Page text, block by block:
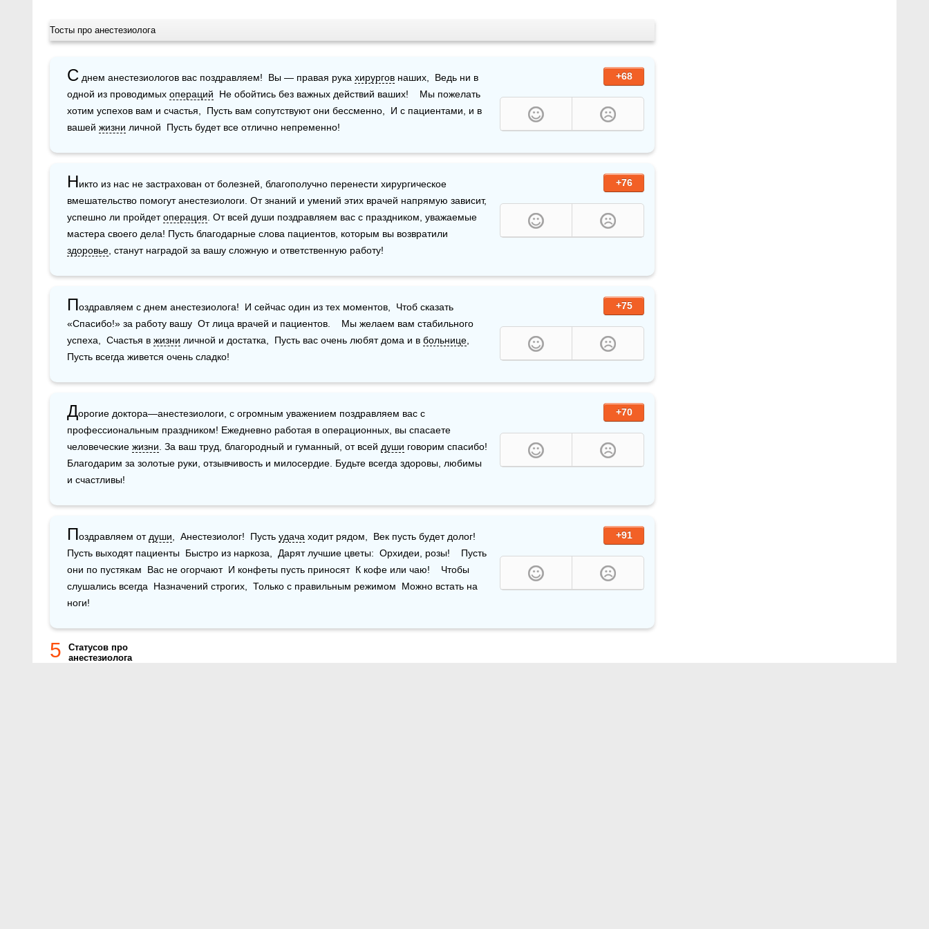
Тосты про анестезиолога
+68
С днем анестезиологов вас поздравляем!  Вы — правая рука хирургов наших,  Ведь ни в
одной из проводимых операций
  Не обойтись без важных действий ваших!    Мы пожелать
хотим успехов вам и счастья,  Пусть вам сопутствуют они бессменно,  И с пациентами, и в
вашей жизни личной  Пусть будет все отлично непременно!
+76
Никто из нас не застрахован от болезней, благополучно перенести хирургическое
вмешательство помогут анестезиологи. От знаний и умений этих врачей напрямую зависит,
успешно ли пройдет операция . От всей души поздравляем вас с праздником, уважаемые
здоровье , станут наградой за вашу сложную и ответственную работу!
+75
Поздравляем с днем анестезиолога!  И сейчас один из тех моментов,  Чтоб сказать
«Спасибо!» за работу вашу  От лица врачей и пациентов.    Мы желаем вам стабильного
успеха,  Счастья в жизни личной и достатка,  Пусть вас очень любят дома и в больнице
Пусть всегда живется очень сладко!
+70
Дорогие доктора—анестезиологи, с огромным уважением поздравляем вас с
профессиональным праздником! Ежедневно работая в операционных, вы спасаете
человеческие жизни . За ваш труд, благородный и гуманный, от всей души говорим спасибо!
Благодарим за золотые руки, отзывчивость и милосердие. Будьте всегда здоровы, любимы
и счастливы!
+91
Поздравляем от души ,  Анестезиолог!  Пусть удача ходит рядом,  Век пусть будет долог!
Пусть выходят пациенты  Быстро из наркоза,  Дарят лучшие цветы:  Орхидеи, розы!    Пусть
они по пустякам  Вас не огорчают  И конфеты пусть приносят  К кофе или чаю!    Чтобы
слушались всегда  Назначений строгих,  Только с правильным режимом  Можно встать на
ноги!
5
Статусов про
анестезиолога